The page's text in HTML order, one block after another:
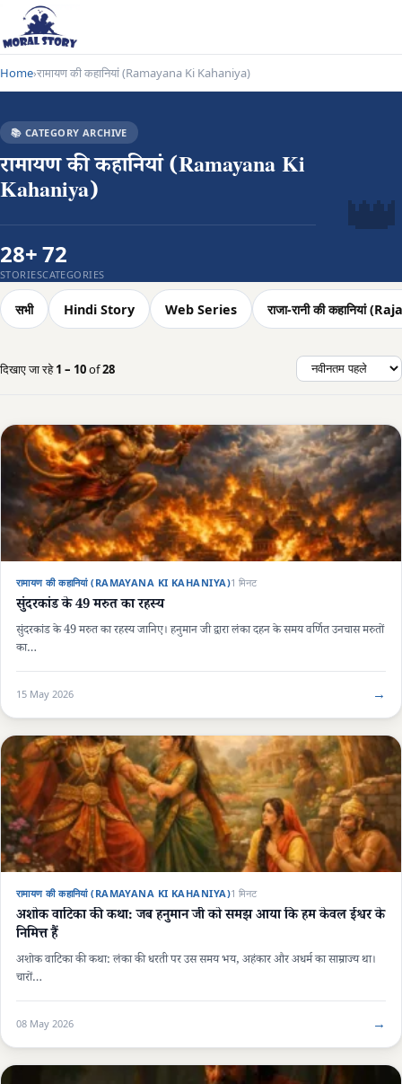
Home›रामायण की कहानियां (Ramayana Ki Kahaniya)
📚 CATEGORY ARCHIVE
रामायण की कहानियां (Ramayana Ki
Kahaniya)
28+
STORIES
72
CATEGORIES
👑
सभी Hindi Story Web Series राजा-रानी की कहानियां
दिखाए जा रहे1 – 10of28
रामायण की कहानियां (RAMAYANA KI KAHANIYA)1 मिनट
सुंदरकांड के 49 मरुत का रहस्य
सुंदरकांड के 49 मरुत का रहस्य जानिए। हनुमान जी द्वारा लंका दहन के समय वर्णित उनचास मरुतों
का…
15 May 2026 →
रामायण की कहानियां (RAMAYANA KI KAHANIYA)1 मिनट
अशोक वाटिका की कथा: जब हनुमान जी को समझ आया कि हम केवल ईश्वर के
निमित्त हैं
अशोक वाटिका की कथा: लंका की धरती पर उस समय भय, अहंकार और अधर्म का साम्राज्य था।
चारों…
08 May 2026 →